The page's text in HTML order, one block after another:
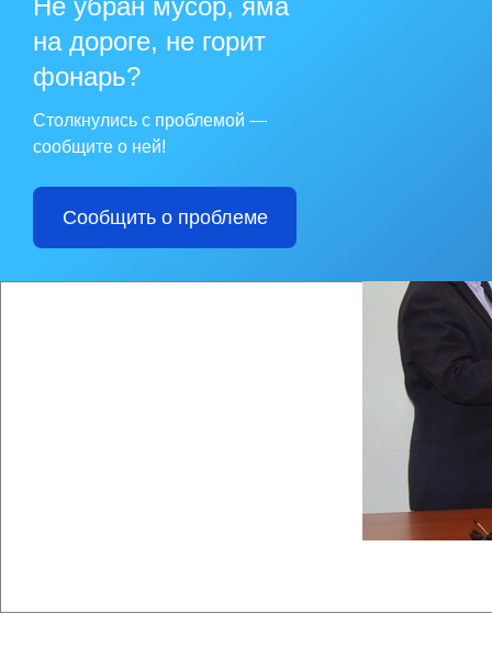
Не убран мусор, яма
на дороге, не горит
фонарь?
Столкнулись с проблемой —
сообщите о ней!
Сообщить о проблеме